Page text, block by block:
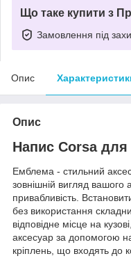
Що таке купити з
Замовлення під
Опис
Опис
Напис Corsa для
Емблема - стильний
зовнішній вигляд
привабливість.
без використання
відповідне місце на
аксесуар за допомогою
кріплень, що входять до